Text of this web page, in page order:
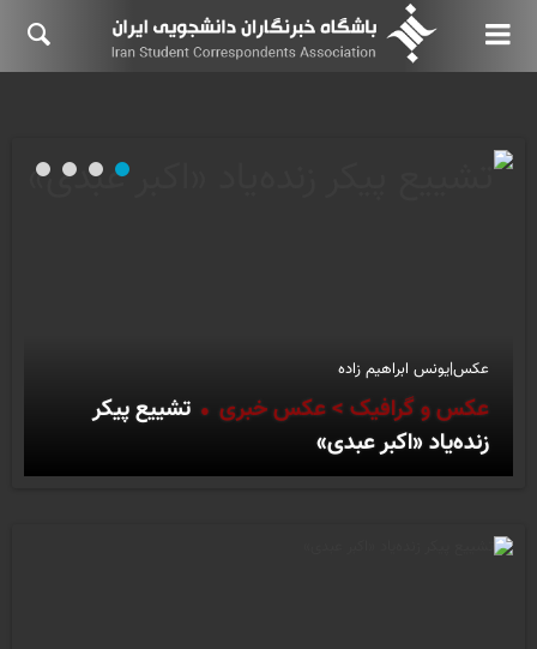
عکس|یونس ابراهیم زاده
عکس و گرافیک > عکس خبری
تشییع پیکر
زنده‌یاد «اکبر عبدی»